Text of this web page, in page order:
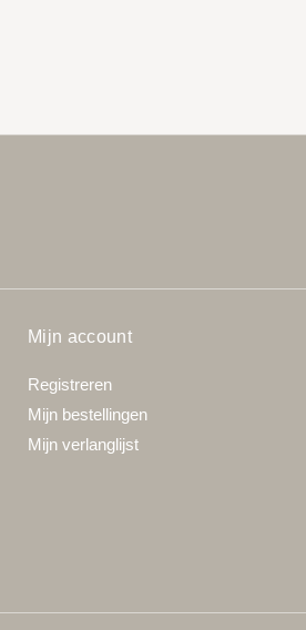
Mijn account
Registreren
Mijn bestellingen
Mijn verlanglijst